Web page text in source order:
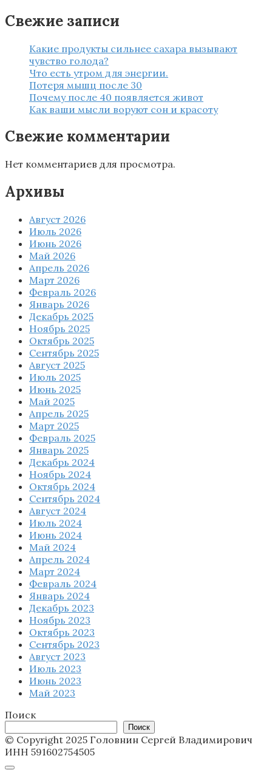
Свежие записи
Какие продукты сильнее сахара вызывают
чувство голода?
Что есть утром для энергии.
Потеря мышц после 30
Почему после 40 появляется живот
Как ваши мысли воруют сон и красоту
Свежие комментарии
Нет комментариев для просмотра.
Архивы
Август 2026
Июль 2026
Июнь 2026
Май 2026
Апрель 2026
Март 2026
Февраль 2026
Январь 2026
Декабрь 2025
Ноябрь 2025
Октябрь 2025
Сентябрь 2025
Август 2025
Июль 2025
Июнь 2025
Май 2025
Апрель 2025
Март 2025
Февраль 2025
Январь 2025
Декабрь 2024
Ноябрь 2024
Октябрь 2024
Сентябрь 2024
Август 2024
Июль 2024
Июнь 2024
Май 2024
Апрель 2024
Март 2024
Февраль 2024
Январь 2024
Декабрь 2023
Ноябрь 2023
Октябрь 2023
Сентябрь 2023
Август 2023
Июль 2023
Июнь 2023
Май 2023
Поиск
Поиск
© Copyright 2025 Головнин Сергей Владимирович
ИНН 591602754505